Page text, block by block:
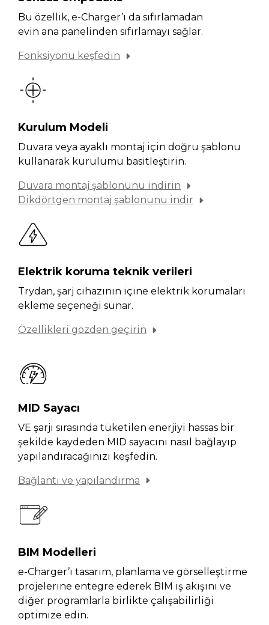
Bu özellik, e-Charger’ı da sıfırlamadan
evin ana panelinden sıfırlamayı sağlar.
Fonksiyonu keşfedin
Kurulum Modeli
Duvara veya ayaklı montaj için doğru şablonu
kullanarak kurulumu basitleştirin.
Duvara montaj şablonunu indirin
Dikdörtgen montaj şablonunu indir
Elektrik koruma teknik verileri
Trydan, şarj cihazının içine elektrik korumaları
ekleme seçeneği sunar.
Özellikleri gözden geçirin
MID Sayacı
VE şarjı sırasında tüketilen enerjiyi hassas bir
şekilde kaydeden MID sayacını nasıl bağlayıp
yapılandıracağınızı keşfedin.
Bağlantı ve yapılandırma
BIM Modelleri
e-Charger’ı tasarım, planlama ve görselleştirme
projelerine entegre ederek BIM iş akışını ve
diğer programlarla birlikte çalışabilirliği
optimize edin.